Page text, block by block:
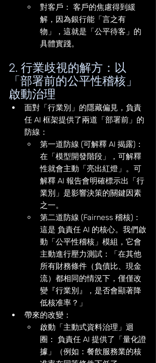
對客戶： 客戶的焦慮得到緩
解，因為銀行能「言之有
物」，這就是「公平待客」的
具體實踐。
2. 行業歧視的解方：以
「部署前的公平性稽核」
啟動治理
面對「行業別」的隱藏偏見，負責
任 AI 框架提供了兩道「部署前」的
防線：
第一道防線 (可解釋 AI 揭露)：
在「模型開發階段」，可解釋
性就會主動「亮出紅燈」。可
解釋 AI 報告會明確標示出「行
業別」是影響決策的關鍵因素
之一。
第二道防線 (Fairness 稽核)：
這是 負責任 AI 的核心。我們啟
動「公平性稽核」模組，它會
主動進行壓力測試：「在其他
所有財務條件（負債比、現金
流）都相同的情況下，僅僅改
變『行業別』，是否會顯著降
低核准率？」
帶來的改變：
啟動「主動式資料治理」迴
圈： 負責任 AI 提供了「量化證
據」（例如：餐飲服務業的核